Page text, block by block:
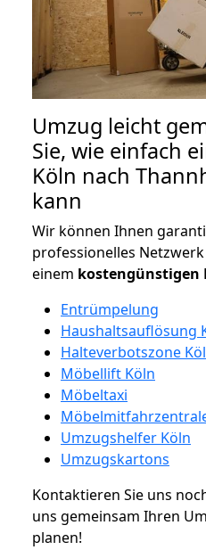
Umzug leicht
Sie, wie einfach
Köln nach
kann
Wir können Ihnen
professionelles
einem kostengünstigen
Entrümpelung
Haushaltsauflösung
Halteverbotszone
Möbellift Köln
Möbeltaxi
Umzugshelfer Köln
Umzugskartons
Kontaktieren Sie uns
uns gemeinsam Ihren
planen!